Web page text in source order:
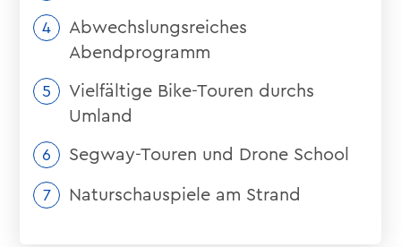
Abwechslungsreiches
Abendprogramm
Vielfältige Bike-Touren durchs
Umland
Segway-Touren und Drone School
Naturschauspiele am Strand